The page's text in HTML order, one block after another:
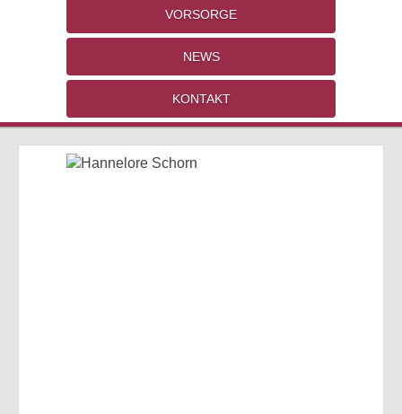
VORSORGE
NEWS
KONTAKT